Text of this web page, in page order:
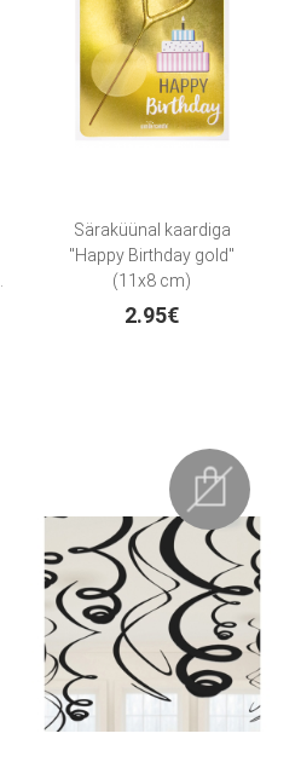
Säraküünal kaardiga
"Happy Birthday gold"
(11x8 cm)
2.95€